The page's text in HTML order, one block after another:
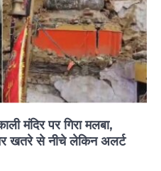
मंदिर पर गिरा मलबा,
खतरे से नीचे लेकिन अलर्ट